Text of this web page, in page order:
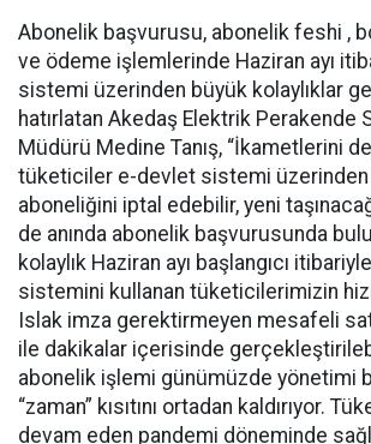
Abonelik başvurusu, abonelik feshi ,
ve ödeme işlemlerinde Haziran ayı
sistemi üzerinden büyük kolaylıklar
hatırlatan Akedaş Elektrik Perakende
Müdürü Medine Tanış, “İkametlerini
tüketiciler e-devlet sistemi üzerinden
aboneliğini iptal edebilir, yeni
de anında abonelik başvurusunda
kolaylık Haziran ayı başlangıcı
sistemini kullanan tüketicilerimizin
Islak imza gerektirmeyen mesafeli
ile dakikalar içerisinde
abonelik işlemi günümüzde yönetimi
“zaman” kısıtını ortadan kaldırıyor.
devam eden pandemi döneminde